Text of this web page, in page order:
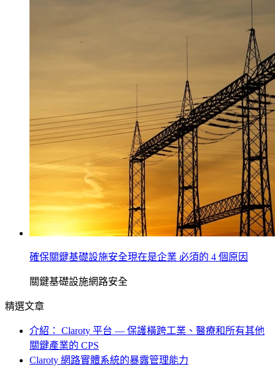
確保關鍵基礎設施安全現在是企業 必須的 4 個原因
關鍵基礎設施網路安全
精選文章
介紹： Claroty 平台 — 保護橫跨工業、醫療和所有其他
關鍵產業的 CPS
Claroty 網路實體系統的暴露管理能力